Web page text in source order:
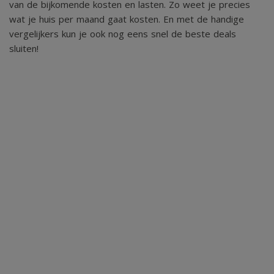
Details
Instapklare tussenwoning
van de bijkomende kosten en lasten. Zo weet je precies
wat je huis per maand gaat kosten. En met de handige
vergelijkers kun je ook nog eens snel de beste deals
sluiten!